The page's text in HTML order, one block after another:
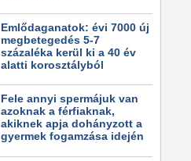
Emlődaganatok: évi 7000 új
megbetegedés 5-7
százaléka kerül ki a 40 év
alatti korosztályból
Fele annyi spermájuk van
azoknak a férfiaknak,
akiknek apja dohányzott a
gyermek fogamzása idején